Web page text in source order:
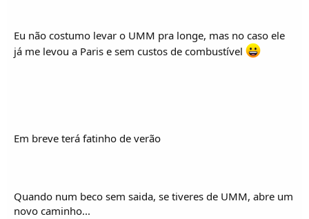
Eu não costumo levar o UMM pra longe, mas no caso ele
já me levou a Paris e sem custos de combustível
Em breve terá fatinho de verão
Quando num beco sem saida, se tiveres de UMM, abre um
novo caminho...